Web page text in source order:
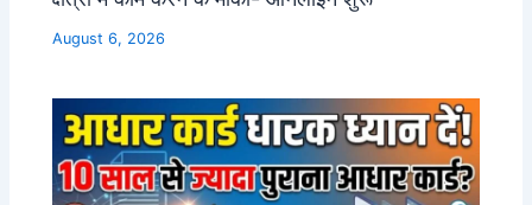
August 6, 2026